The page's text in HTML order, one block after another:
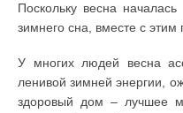
Поскольку весна
зимнего сна, вместе с этим
У многих людей весна
ленивой зимней энергии,
здоровый дом – лучшее